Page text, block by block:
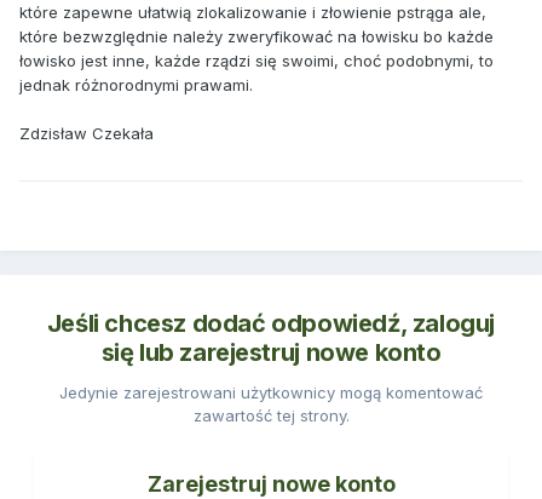
które zapewne ułatwią zlokalizowanie i złowienie pstrąga ale,
które bezwzględnie należy zweryfikować na łowisku bo każde
łowisko jest inne, każde rządzi się swoimi, choć podobnymi, to
jednak różnorodnymi prawami.
Zdzisław Czekała
Jeśli chcesz dodać odpowiedź, zaloguj
się lub zarejestruj nowe konto
Jedynie zarejestrowani użytkownicy mogą komentować
zawartość tej strony.
Zarejestruj nowe konto